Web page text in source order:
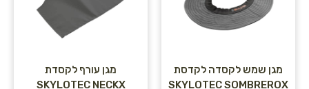
מגן שמש לקסדה לקדסת
SKYLOTEC SOMBREROX
מגן עורף לקסדת
SKYLOTEC NECKX